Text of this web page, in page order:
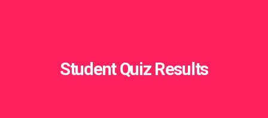
Student Quiz Results